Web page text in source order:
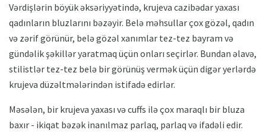
Vərdişlərin böyük əksəriyyətində, krujeva cazibədar yaxası
qadınların bluzlarını bəzəyir. Belə məhsullar çox gözəl, qadın
və zərif görünür, belə gözəl xanımlar tez-tez bayram və
gündəlik şəkillər yaratmaq üçün onları seçirlər. Bundan əlavə,
stilistlər tez-tez belə bir görünüş vermək üçün digər yerlərdə
krujeva düzəltmələrindən istifadə edirlər.
Məsələn, bir krujeva yaxası və cuffs ilə çox maraqlı bir bluza
baxır - ikiqat bəzək inanılmaz parlaq, parlaq və ifadəli edir.